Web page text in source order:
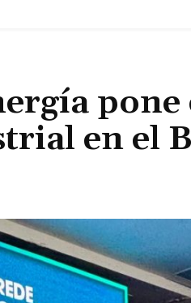
pone
en el